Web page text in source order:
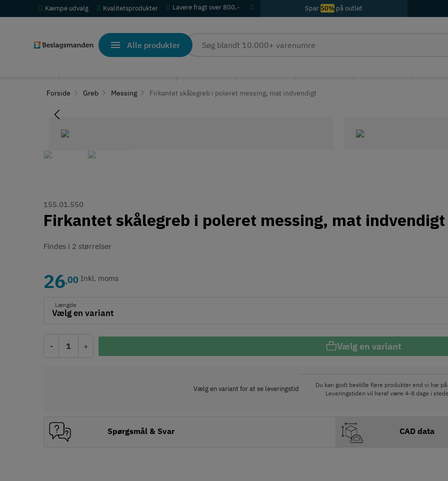
Kæmpe udvalg Kvalitetsprodukter Lavere fragt over 800,- Spar 50% på outlet
Alle produkter
Forside Greb Messing Firkantet skålegreb i poleret messing, mat indvendigt
155.01.550
Firkantet skålegreb i poleret messing, mat indvendigt
Findes i 2 størrelser
26,00 Inkl. moms
Længde
- + Vælg en variant
Vælg en variant for at se leveringstid
Du kan godt bestille flere produkter end vi har på
Leveringstiden vil heraf være 4-8 dage i
Spørgsmål & Svar CAD data